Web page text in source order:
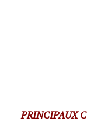
PRINCIPAUX